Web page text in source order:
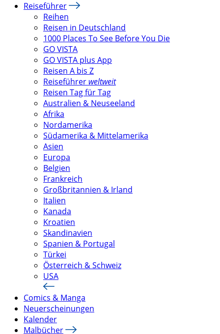
Reiseführer
Reihen
Reisen in Deutschland
1000 Places To See Before You Die
GO VISTA
GO VISTA plus App
Reisen A bis Z
Reiseführer weltweit
Reisen Tag für Tag
Australien & Neuseeland
Afrika
Nordamerika
Südamerika & Mittelamerika
Asien
Europa
Belgien
Frankreich
Großbritannien & Irland
Italien
Kanada
Kroatien
Skandinavien
Spanien & Portugal
Türkei
Österreich & Schweiz
USA
Comics & Manga
Neuerscheinungen
Kalender
Malbücher